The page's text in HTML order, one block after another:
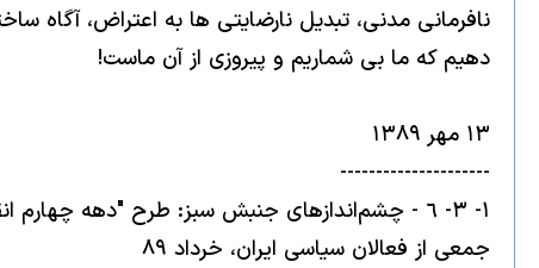
نافرمانى مدنى، تبديل نارضايتى ها به اعتراض،
دهيم كه ما بى شماريم و پيروزى از آن ماست!
١٣ مهر ١٣٨٩
---------------------
١- ٣- ٦ - چشم‌اندازهای جنبش سبز: طرح "دهه چهارم انقلاب اسلامی" و "گفتمان تعالیِ" حکومت کودتا،
جمعی از فعالان سیاسی ایران، خرداد ٨٩